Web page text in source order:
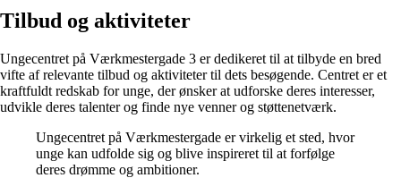
Tilbud og aktiviteter
Ungecentret på Værkmestergade 3 er dedikeret til at tilbyde en bred
vifte af relevante tilbud og aktiviteter til dets besøgende. Centret er et
kraftfuldt redskab for unge, der ønsker at udforske deres interesser,
udvikle deres talenter og finde nye venner og støttenetværk.
Ungecentret på Værkmestergade er virkelig et sted, hvor
unge kan udfolde sig og blive inspireret til at forfølge
deres drømme og ambitioner.